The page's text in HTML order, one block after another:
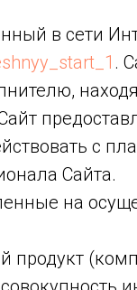
в сети
.
с
Сайта.
на